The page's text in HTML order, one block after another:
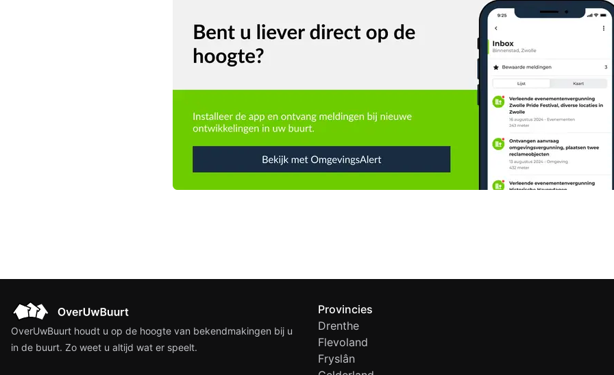
OverUwBuurt houdt u op de hoogte van bekendmakingen bij u
in de buurt. Zo weet u altijd wat er speelt.
Provincies
Drenthe
Flevoland
Fryslân